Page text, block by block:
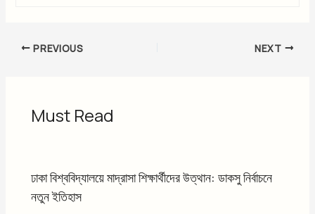
PREVIOUS NEXT
Must Read
ঢাকা বিশ্ববিদ্যালয়ে মাদ্রাসা শিক্ষার্থীদের উত্থান: ডাকসু নির্বাচনে
নতুন ইতিহাস